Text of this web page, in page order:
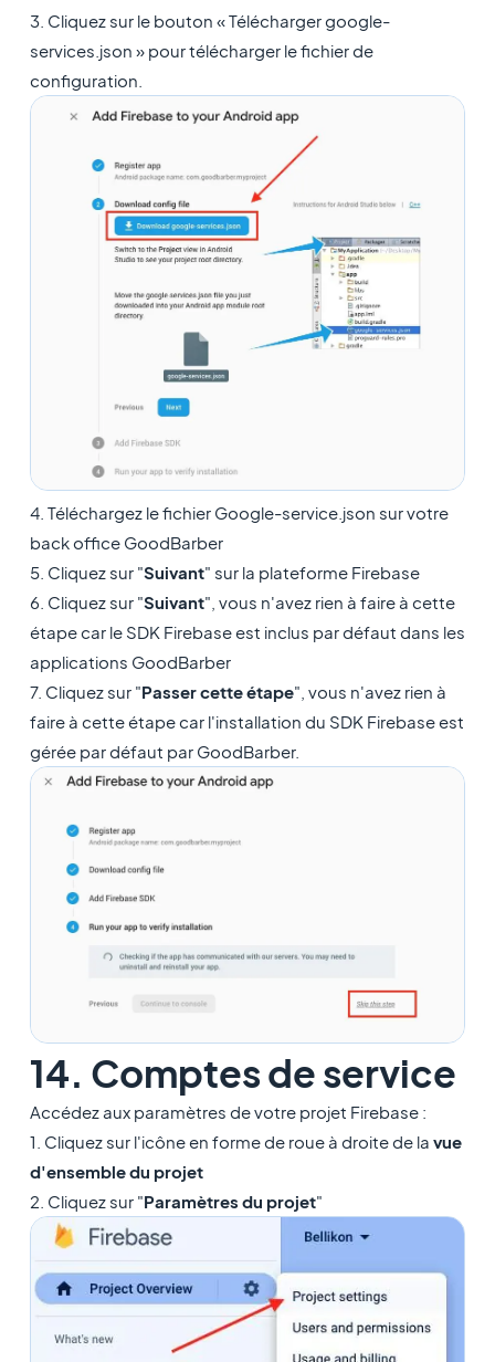
3. Cliquez sur le bouton « Télécharger google-
services.json » pour télécharger le fichier de
configuration.
4. Téléchargez le fichier Google-service.json sur votre
back office GoodBarber
5. Cliquez sur "Suivant" sur la plateforme Firebase
6. Cliquez sur "Suivant", vous n'avez rien à faire à cette
étape car le SDK Firebase est inclus par défaut dans les
applications GoodBarber
7. Cliquez sur "Passer cette étape", vous n'avez rien à
faire à cette étape car l'installation du SDK Firebase est
gérée par défaut par GoodBarber.
14. Comptes de service
Accédez aux paramètres de votre projet Firebase :
1. Cliquez sur l'icône en forme de roue à droite de la vue
d'ensemble du projet
2. Cliquez sur "Paramètres du projet"